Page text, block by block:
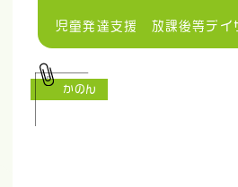
児童発達支援 放課後等デ
かのん